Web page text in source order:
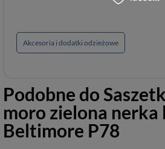
Akcesoria i dodatki odzieżowe
Podobne do
moro zielona nerka
Beltimore P78